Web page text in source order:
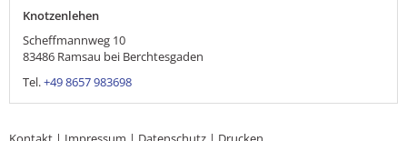
Knotzenlehen
Scheffmannweg 10
83486 Ramsau bei Berchtesgaden
Tel.+49 8657 983698